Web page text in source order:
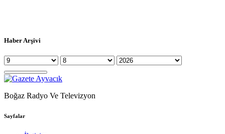
Haber Arşivi
Boğaz Radyo Ve Televizyon
Sayfalar